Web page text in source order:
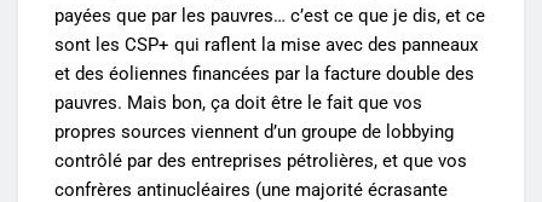
payées que par les pauvres… c’est ce que je dis, et ce
sont les CSP+ qui raflent la mise avec des panneaux
et des éoliennes financées par la facture double des
pauvres. Mais bon, ça doit être le fait que vos
propres sources viennent d’un groupe de lobbying
contrôlé par des entreprises pétrolières, et que vos
confrères antinucléaires (une majorité écrasante